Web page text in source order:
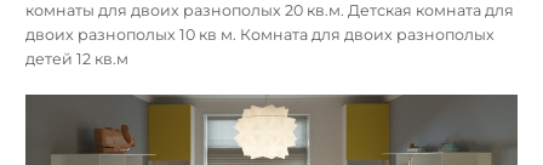
комнаты для двоих разнополых 20 кв.м. Детская комната для
двоих разнополых 10 кв м. Комната для двоих разнополых
детей 12 кв.м